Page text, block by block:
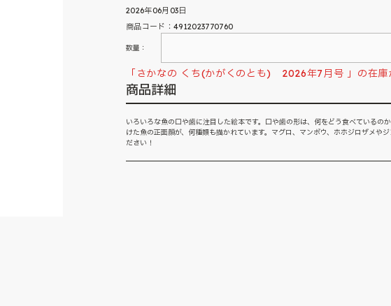
2026年06月03日
商品コード：4912023770760
数量：
「さかなの くち(かがくのとも) 2026年7月号 」の在庫
商品詳細
いろいろな魚の口や歯に注目した絵本です。口や歯の形は、何をどう食べているの
けた魚の正面顔が、何種類も描かれています。マグロ、マンボウ、ホホジロザメや
ださい！